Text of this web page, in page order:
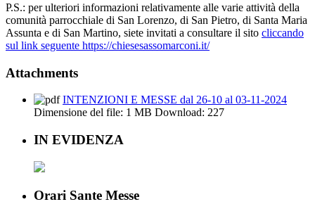
P.S.: per ulteriori informazioni relativamente alle varie attività della
comunità parrocchiale di San Lorenzo, di San Pietro, di Santa Maria
Assunta e di San Martino, siete invitati a consultare il sito cliccando
sul link seguente https://chiesesassomarconi.it/
Attachments
INTENZIONI E MESSE dal 26-10 al 03-11-2024
Dimensione del file: 1 MB Download: 227
IN EVIDENZA
Orari Sante Messe